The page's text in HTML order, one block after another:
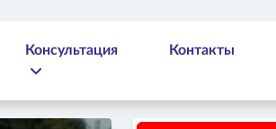
Консультация Контакты